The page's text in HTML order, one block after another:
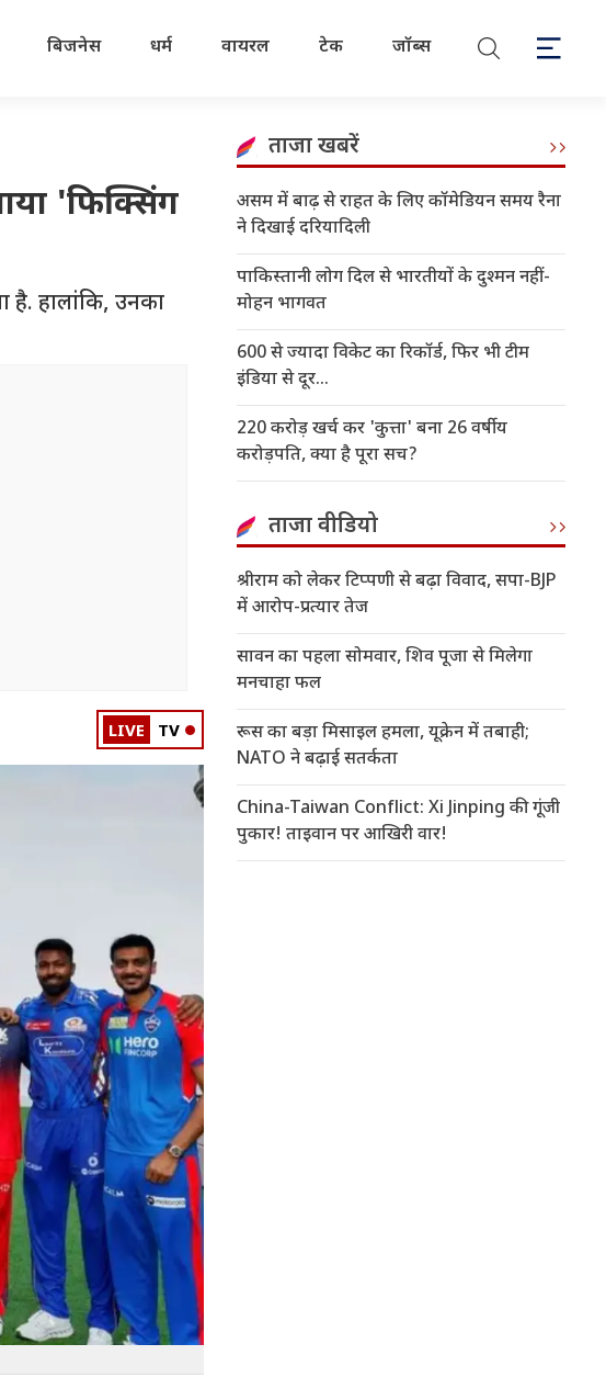
बिजनेस धर्म वायरल टेक जॉब्स
'फिक्सिंग
है. हालांकि, उनका
LIVE TV
ताजा खबरें
असम में बाढ़ से राहत के लिए कॉमेडियन समय रैना
ने दिखाई दरियादिली
पाकिस्तानी लोग दिल से भारतीयों के दुश्मन नहीं-
मोहन भागवत
600 से ज्यादा विकेट का रिकॉर्ड, फिर भी टीम
इंडिया से दूर...
220 करोड़ खर्च कर 'कुत्ता' बना 26 वर्षीय
करोड़पति, क्या है पूरा सच?
ताजा वीडियो
श्रीराम को लेकर टिप्पणी से बढ़ा विवाद, सपा-BJP
में आरोप-प्रत्यार तेज
सावन का पहला सोमवार, शिव पूजा से मिलेगा
मनचाहा फल
रूस का बड़ा मिसाइल हमला, यूक्रेन में तबाही;
NATO ने बढ़ाई सतर्कता
China-Taiwan Conflict: Xi Jinping की गूंजी
पुकार! ताइवान पर आखिरी वार!